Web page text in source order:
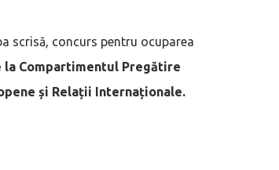
scrisă, concurs pentru ocuparea
Compartimentul Pregătire
și Relații Internaționale.